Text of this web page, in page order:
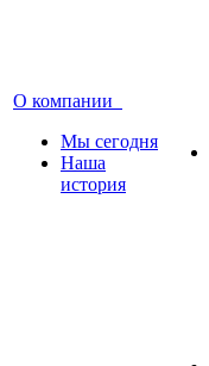
О компании
Мы сегодня
Наша
история